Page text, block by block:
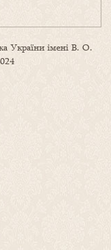
України імені В. О.